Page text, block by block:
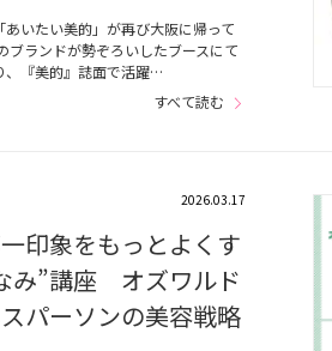
いたい美的」が再び大阪に帰って
ブランドが勢ぞろいしたブースにて
、『美的』誌面で活躍…
すべて読む
2026.03.17
一印象をもっとよくす
み”講座 オズワルド
パーソンの美容戦略